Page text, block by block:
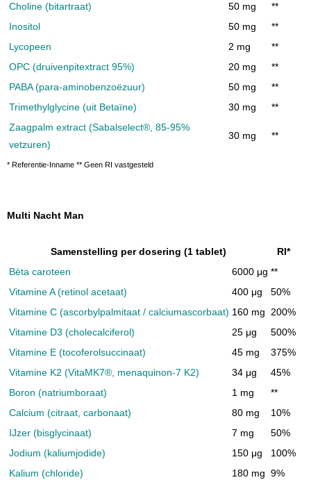
Choline (bitartraat)
50 mg
**
Inositol
50 mg
**
Lycopeen
2 mg
**
OPC (druivenpitextract 95%)
20 mg
**
PABA (para-aminobenzoëzuur)
50 mg
**
Trimethylglycine (uit Betaïne)
30 mg
**
Zaagpalm extract (Sabalselect®, 85-95%
vetzuren)
30 mg **
* Referentie-Inname ** Geen RI vastgesteld
Multi Nacht Man
Samenstelling per dosering (1 tablet)
RI*
Bèta caroteen
6000 μg **
Vitamine A (retinol acetaat)
400 μg
50%
Vitamine C (ascorbylpalmitaat / calciumascorbaat) 160 mg 200%
Vitamine D3 (cholecalciferol)
25 μg
500%
Vitamine E (tocoferolsuccinaat)
45 mg
375%
Vitamine K2 (VitaMK7®, menaquinon-7 K2)
34 μg
45%
Boron (natriumboraat)
1 mg
**
Calcium (citraat, carbonaat)
80 mg
10%
IJzer (bisglycinaat)
7 mg
50%
Jodium (kaliumjodide)
150 μg
100%
Kalium (chloride)
180 mg 9%